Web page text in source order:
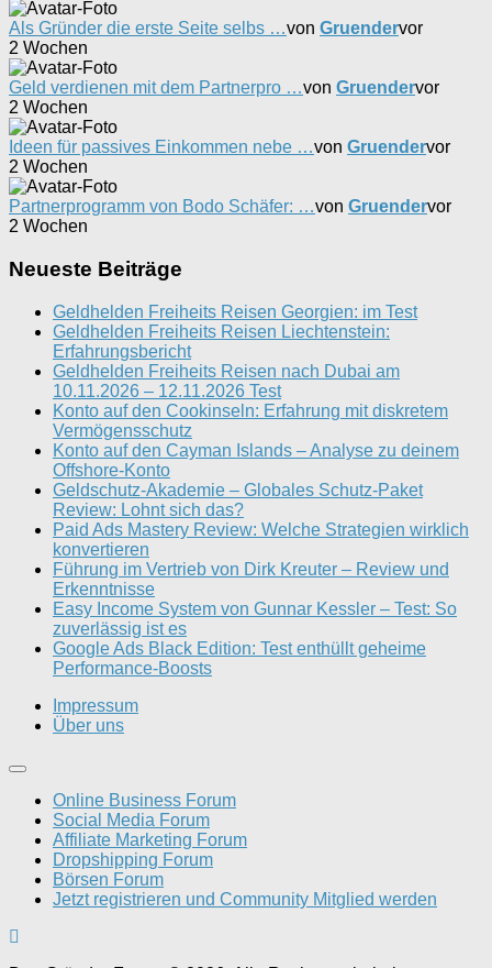
Als Gründer die erste Seite selbs …von Gruendervor
2 Wochen
Geld verdienen mit dem Partnerpro …von Gruendervor
2 Wochen
Ideen für passives Einkommen nebe …von Gruendervor
2 Wochen
Partnerprogramm von Bodo Schäfer: …von Gruendervor
2 Wochen
Neueste Beiträge
Geldhelden Freiheits Reisen Georgien: im Test
Geldhelden Freiheits Reisen Liechtenstein:
Erfahrungsbericht
Geldhelden Freiheits Reisen nach Dubai am
10.11.2026 – 12.11.2026 Test
Konto auf den Cookinseln: Erfahrung mit diskretem
Vermögensschutz
Konto auf den Cayman Islands – Analyse zu deinem
Offshore-Konto
Geldschutz-Akademie – Globales Schutz-Paket
Review: Lohnt sich das?
Paid Ads Mastery Review: Welche Strategien wirklich
konvertieren
Führung im Vertrieb von Dirk Kreuter – Review und
Erkenntnisse
Easy Income System von Gunnar Kessler – Test: So
zuverlässig ist es
Google Ads Black Edition: Test enthüllt geheime
Performance-Boosts
Impressum
Über uns
Online Business Forum
Social Media Forum
Affiliate Marketing Forum
Dropshipping Forum
Börsen Forum
Jetzt registrieren und Community Mitglied werden